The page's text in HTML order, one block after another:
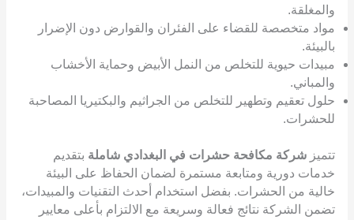
والمغلقة.
مواد متخصصة للقضاء على الفئران والقوارض دون الإضرار
بالبيئة.
مبيدات حيوية للتخلص من النمل الأبيض وحماية الأخشاب
والمباني.
حلول تعقيم وتطهير للتخلص من الجراثيم والبكتيريا المصاحبة
للحشرات.
تتميز شركة مكافحة حشرات في البغدادي شاملة بتقديم
خدمات دورية ومتابعة مستمرة لضمان الحفاظ على البيئة
خالية من الحشرات. بفضل استخدام أحدث التقنيات والمبيدات،
تضمن الشركة نتائج فعالة وسريعة مع الالتزام بأعلى معايير